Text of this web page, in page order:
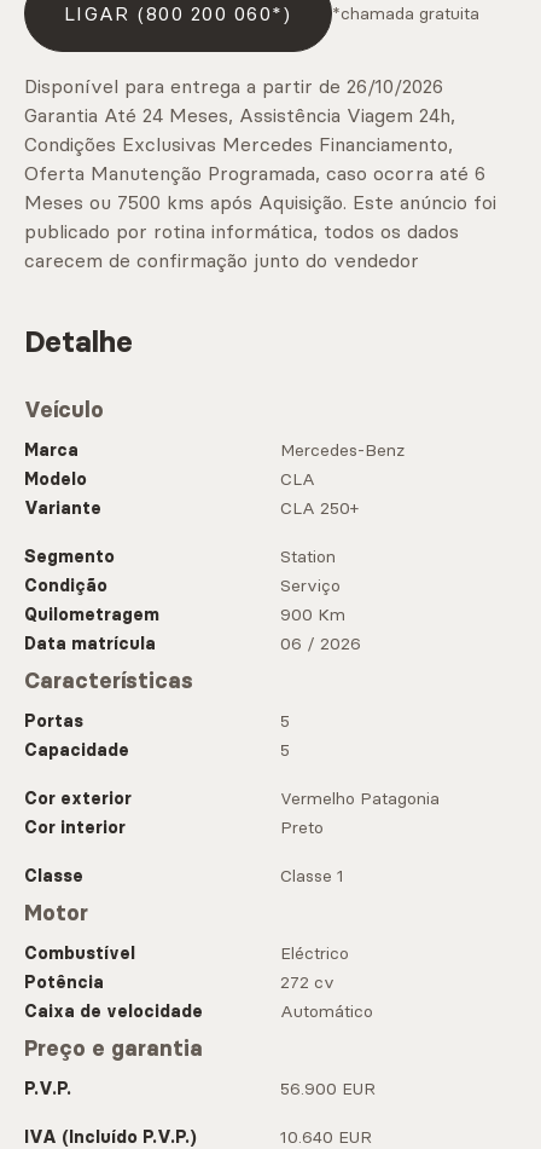
LIGAR (800 200 060*) *chamada gratuita
Disponível para entrega a partir de 26/10/2026
Garantia Até 24 Meses, Assistência Viagem 24h,
Condições Exclusivas Mercedes Financiamento,
Oferta Manutenção Programada, caso ocorra até 6
Meses ou 7500 kms após Aquisição. Este anúncio foi
publicado por rotina informática, todos os dados
carecem de confirmação junto do vendedor
Detalhe
Veículo
Marca
Mercedes-Benz
Modelo
CLA
Variante
CLA 250+
Segmento
Station
Condição
Serviço
Quilometragem
900 Km
Data matrícula
06 / 2026
Características
Portas
5
Capacidade
5
Cor exterior
Vermelho Patagonia
Cor interior
Preto
Classe Classe 1
Motor
Combustível
Eléctrico
Potência
272 cv
Caixa de velocidade
Automático
Preço e garantia
P.V.P. 56.900 EUR
IVA (Incluído P.V.P.)
10.640 EUR